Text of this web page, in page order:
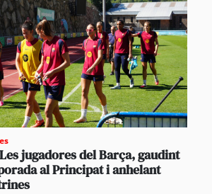
jugadores del Barça, gaudint
al Principat i anhelant